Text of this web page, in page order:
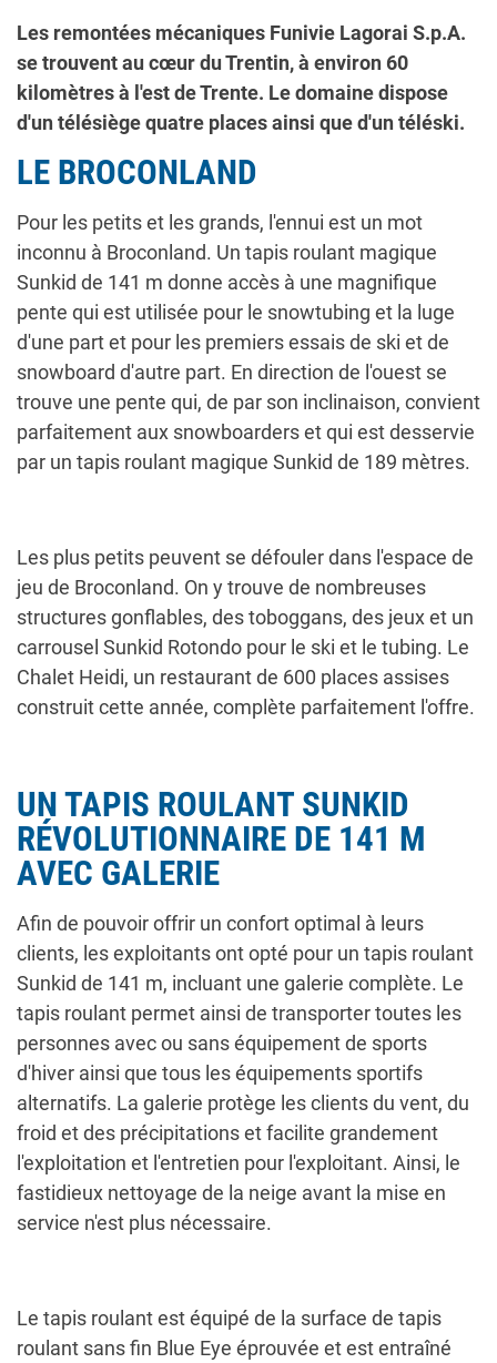
Les remontées mécaniques Funivie Lagorai S.p.A.
se trouvent au cœur du Trentin, à environ 60
kilomètres à l'est de Trente. Le domaine dispose
d'un télésiège quatre places ainsi que d'un téléski.
LE BROCONLAND
Pour les petits et les grands, l'ennui est un mot
inconnu à Broconland. Un tapis roulant magique
Sunkid de 141 m donne accès à une magnifique
pente qui est utilisée pour le snowtubing et la luge
d'une part et pour les premiers essais de ski et de
snowboard d'autre part. En direction de l'ouest se
trouve une pente qui, de par son inclinaison, convient
parfaitement aux snowboarders et qui est desservie
par un tapis roulant magique Sunkid de 189 mètres.
Les plus petits peuvent se défouler dans l'espace de
jeu de Broconland. On y trouve de nombreuses
structures gonflables, des toboggans, des jeux et un
carrousel Sunkid Rotondo pour le ski et le tubing. Le
Chalet Heidi, un restaurant de 600 places assises
construit cette année, complète parfaitement l'offre.
UN TAPIS ROULANT SUNKID
RÉVOLUTIONNAIRE DE 141 M
AVEC GALERIE
Afin de pouvoir offrir un confort optimal à leurs
clients, les exploitants ont opté pour un tapis roulant
Sunkid de 141 m, incluant une galerie complète. Le
tapis roulant permet ainsi de transporter toutes les
personnes avec ou sans équipement de sports
d'hiver ainsi que tous les équipements sportifs
alternatifs. La galerie protège les clients du vent, du
froid et des précipitations et facilite grandement
l'exploitation et l'entretien pour l'exploitant. Ainsi, le
fastidieux nettoyage de la neige avant la mise en
service n'est plus nécessaire.
Le tapis roulant est équipé de la surface de tapis
roulant sans fin Blue Eye éprouvée et est entraîné